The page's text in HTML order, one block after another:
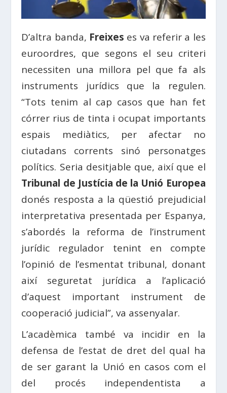
D’altra banda, Freixes es va referir a les
euroordres, que segons el seu criteri
necessiten una millora pel que fa als
instruments jurídics que la regulen.
“Tots tenim al cap casos que han fet
córrer rius de tinta i ocupat importants
espais mediàtics, per afectar no
ciutadans corrents sinó personatges
polítics. Seria desitjable que, així que el
Tribunal de Justícia de la Unió Europea
donés resposta a la qüestió prejudicial
interpretativa presentada per Espanya,
s’abordés la reforma de l’instrument
jurídic regulador tenint en compte
l’opinió de l’esmentat tribunal, donant
així seguretat jurídica a l’aplicació
d’aquest important instrument de
cooperació judicial”, va assenyalar.
L’acadèmica també va incidir en la
defensa de l’estat de dret del qual ha
de ser garant la Unió en casos com el
del procés independentista a